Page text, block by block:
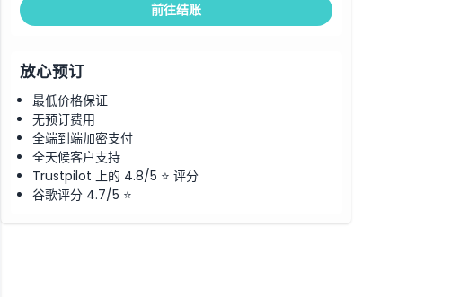
前往结账
放心预订
最低价格保证
无预订费用
全端到端加密支付
全天候客户支持
Trustpilot 上的 4.8/5 ⭐ 评分
谷歌评分 4.7/5 ⭐